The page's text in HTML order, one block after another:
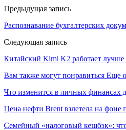
Предыдущая запись
Распознавание бухгалтерских
Следующая запись
Китайский Kimi K2 работает лучше
Вам также могут понравиться Еще
Что изменится в личных финансах
Цена нефти Brent взлетела на
Семейный «налоговый кешбэк»: